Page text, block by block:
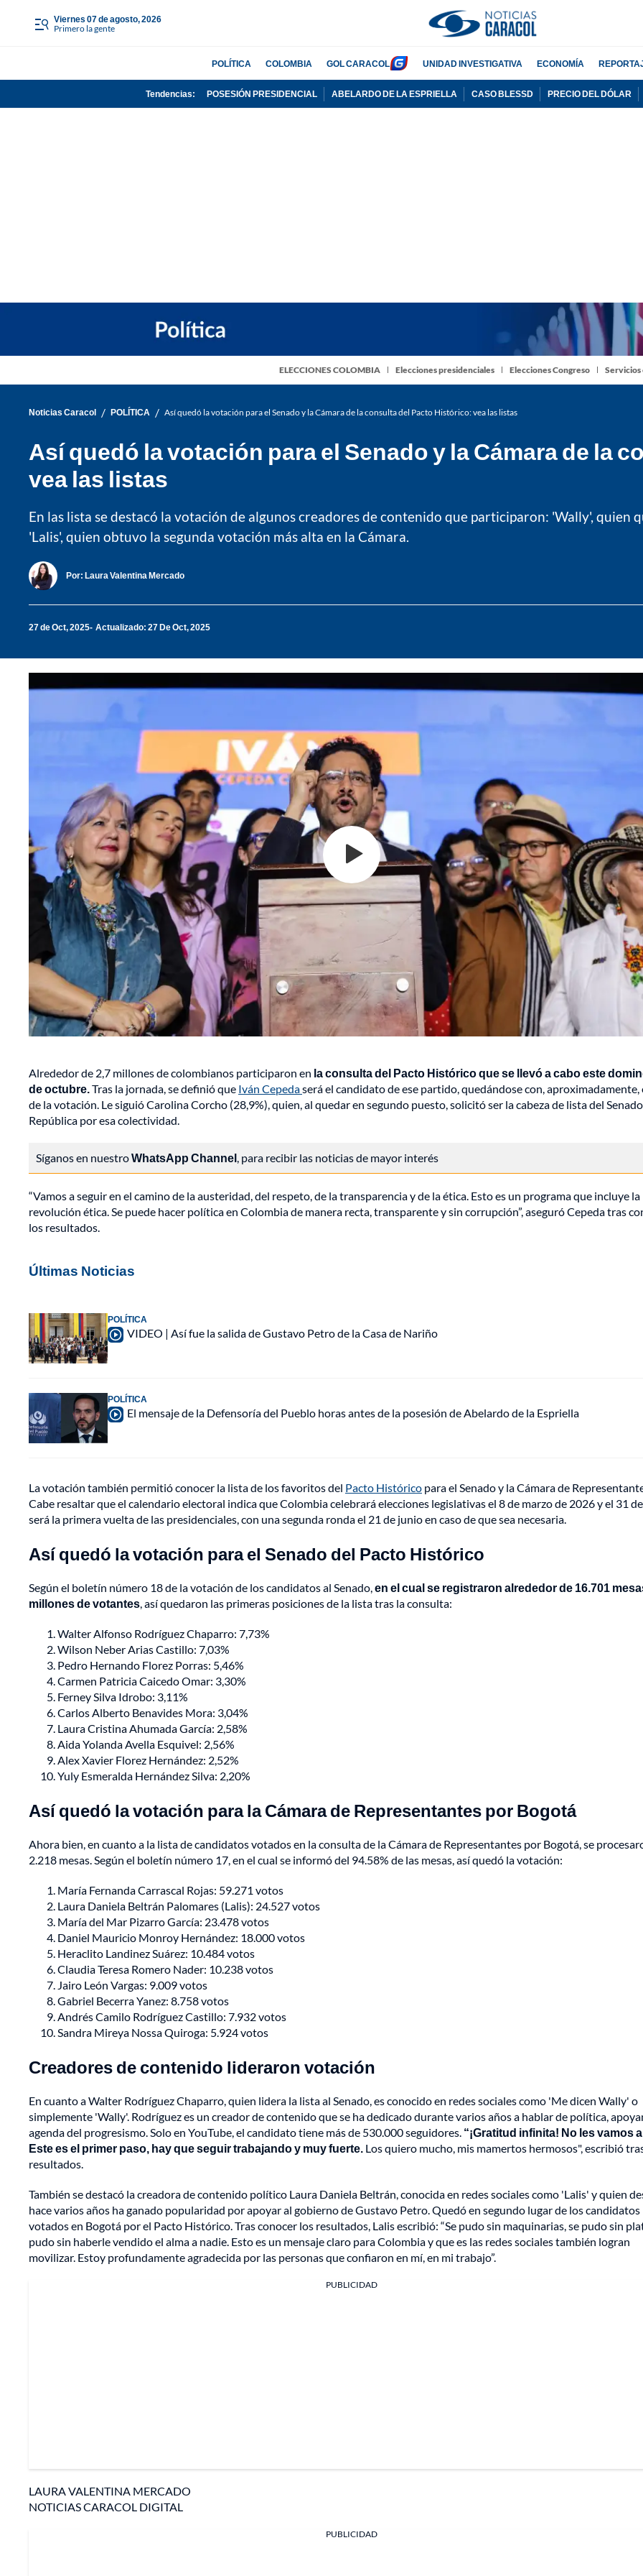
viernes 07 de agosto, 2026
Primero la gente
POLÍTICA COLOMBIA GOL CARACOL UNIDAD INVESTIGATIVA ECONOMÍA
Tendencias: POSESIÓN PRESIDENCIAL ABELARDO DE LA ESPRIELLA CASO BLESSD PRECIO DEL DÓLAR
ELECCIONES COLOMBIA Elecciones presidenciales Elecciones Congreso
Noticias Caracol / POLÍTICA / Así quedó la votación para el Senado y la Cámara de la consulta del Pacto Histórico: vea las listas
Así quedó la votación para el Senado y la Cámara de la
vea las listas
En las lista se destacó la votación de algunos creadores de contenido que participaron: 'Wally', quien
'Lalis', quien obtuvo la segunda votación más alta en la Cámara.
Por: Laura Valentina Mercado
27 de Oct, 2025 Actualizado: 27 De Oct, 2025
Alrededor de 2,7 millones de colombianos participaron en la consulta del Pacto Histórico que se llevó a cabo este
de octubre.Tras la jornada, se definió que Iván Cepedaserá el candidato de ese partido, quedándose con, aproximadamente,
de la votación. Le siguió Carolina Corcho (28,9%), quien, al quedar en segundo puesto, solicitó ser la cabeza de lista del
República por esa colectividad.
Síganos en nuestroWhatsApp Channel, para recibir las noticias de mayor interés
“Vamos a seguir en el camino de la austeridad, del respeto, de la transparencia y de la ética. Esto es un programa que incluye la
revolución ética. Se puede hacer política en Colombia de manera recta, transparente y sin corrupción”, aseguró Cepeda tras
los resultados.
Últimas Noticias
POLÍTICA
VIDEO | Así fue la salida de Gustavo Petro de la Casa de Nariño
POLÍTICA
El mensaje de la Defensoría del Pueblo horas antes de la posesión de Abelardo de la Espriella
La votación también permitió conocer la lista de los favoritos del Pacto Histórico para el Senado y la Cámara de
Cabe resaltar que el calendario electoral indica que Colombia celebrará elecciones legislativas el 8 de marzo de 2026 y el 31
será la primera vuelta de las presidenciales, con una segunda ronda el 21 de junio en caso de que sea necesaria.
Así quedó la votación para el Senado del Pacto Histórico
Según el boletín número 18 de la votación de los candidatos al Senado,en el cual se registraron alrededor de 16.701
millones de votantes, así quedaron las primeras posiciones de la lista tras la consulta:
Walter Alfonso Rodríguez Chaparro: 7,73%
Wilson Neber Arias Castillo: 7,03%
Pedro Hernando Florez Porras: 5,46%
Carmen Patricia Caicedo Omar: 3,30%
Ferney Silva Idrobo: 3,11%
Carlos Alberto Benavides Mora: 3,04%
Laura Cristina Ahumada García: 2,58%
Aida Yolanda Avella Esquivel: 2,56%
Alex Xavier Florez Hernández: 2,52%
Yuly Esmeralda Hernández Silva: 2,20%
Así quedó la votación para la Cámara de Representantes por Bogotá
Ahora bien, en cuanto a la lista de candidatos votados en la consulta de la Cámara de Representantes por Bogotá, se
2.218 mesas. Según el boletín número 17, en el cual se informó del 94.58% de las mesas, así quedó la votación:
María Fernanda Carrascal Rojas: 59.271 votos
Laura Daniela Beltrán Palomares (Lalis): 24.527 votos
María del Mar Pizarro García: 23.478 votos
Daniel Mauricio Monroy Hernández: 18.000 votos
Heraclito Landinez Suárez: 10.484 votos
Claudia Teresa Romero Nader: 10.238 votos
Jairo León Vargas: 9.009 votos
Gabriel Becerra Yanez: 8.758 votos
Andrés Camilo Rodríguez Castillo: 7.932 votos
Sandra Mireya Nossa Quiroga: 5.924 votos
Creadores de contenido lideraron votación
En cuanto a Walter Rodríguez Chaparro, quien lidera la lista al Senado, es conocido en redes sociales como 'Me dicen Wally' o
simplemente 'Wally'. Rodríguez es un creador de contenido que se ha dedicado durante varios años a hablar de política,
agenda del progresismo. Solo en YouTube, el candidato tiene más de 530.000 seguidores. “¡Gratitud infinita! No les vamos
Este es el primer paso, hay que seguir trabajando y muy fuerte. Los quiero mucho, mis mamertos hermosos", escribió
resultados.
También se destacó la creadora de contenido político Laura Daniela Beltrán, conocida en redes sociales como 'Lalis' y quien
hace varios años ha ganado popularidad por apoyar al gobierno de Gustavo Petro. Quedó en segundo lugar de los candidatos
votados en Bogotá por el Pacto Histórico. Tras conocer los resultados, Lalis escribió: “Se pudo sin maquinarias, se pudo sin
pudo sin haberle vendido el alma a nadie. Esto es un mensaje claro para Colombia y que es las redes sociales también logran
movilizar. Estoy profundamente agradecida por las personas que confiaron en mí, en mi trabajo”.
PUBLICIDAD
LAURA VALENTINA MERCADO
NOTICIAS CARACOL DIGITAL
PUBLICIDAD